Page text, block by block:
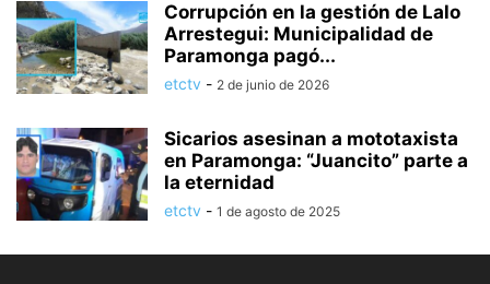
Corrupción en la gestión de Lalo
Arrestegui: Municipalidad de
Paramonga pagó...
etctv - 2 de junio de 2026
Sicarios asesinan a mototaxista
en Paramonga: “Juancito” parte a
la eternidad
etctv - 1 de agosto de 2025